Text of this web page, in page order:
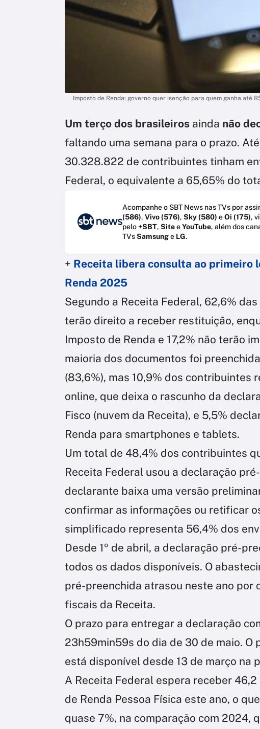
Imposto de Renda: governo quer isenção para quem ganha até
Um terço dos brasileiros ainda não
faltando uma semana para o prazo.
30.328.822 de contribuintes tinham
Federal, o equivalente a 65,65% do
Acompanhe o SBT News nas TVs por
(586), Vivo (576), Sky (580) eOi (175),
pelo+SBT, SiteeYouTube, além dos
TVsSamsunge LG.
+ Receita libera consulta ao primeiro
Renda 2025
Segundo a Receita Federal, 62,6%
terão direito a receber restituição,
Imposto de Renda e 17,2% não terão
maioria dos documentos foi
(83,6%), mas 10,9% dos contribuintes
online, que deixa o rascunho da
Fisco (nuvem da Receita), e 5,5%
Renda para smartphones e tablets.
Um total de 48,4% dos contribuintes
Receita Federal usou a declaração
declarante baixa uma versão
confirmar as informações ou retificar
simplificado representa 56,4% dos
Desde 1º de abril, a declaração pré-
todos os dados disponíveis. O
pré-preenchida atrasou neste ano por
fiscais da Receita.
O prazo para entregar a declaração
23h59min59s do dia de 30 de maio.
está disponível desde 13 de março na
A Receita Federal espera receber
de Renda Pessoa Física este ano, o
quase 7%, na comparação com 2024,